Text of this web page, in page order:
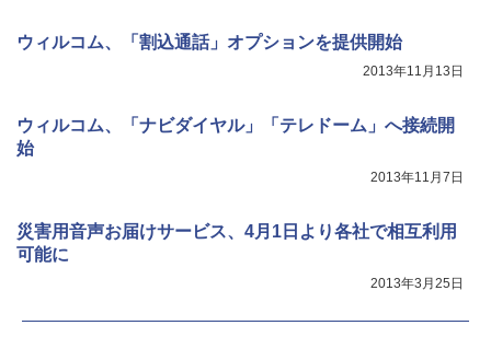
ウィルコム、「割込通話」オプションを提供開始
2013年11月13日
ウィルコム、「ナビダイヤル」「テレドーム」へ接続開
始
2013年11月7日
災害用音声お届けサービス、4月1日より各社で相互利用
可能に
2013年3月25日